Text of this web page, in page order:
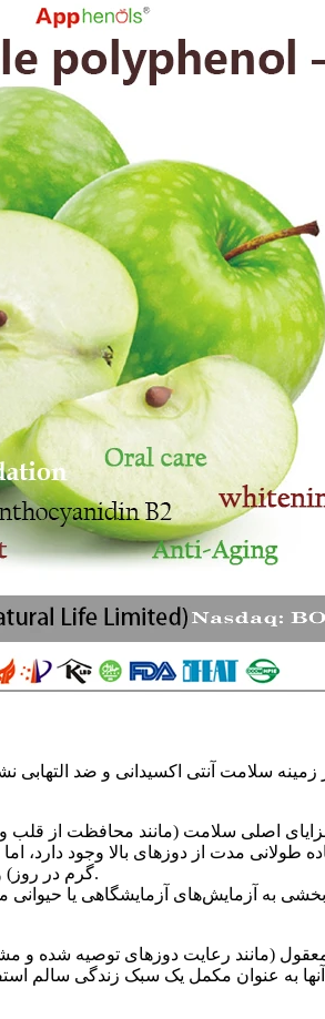
سلامت آنتی اکسیدانی و ضد
گرم در روز) و اجتناب از ترکیب با داروهای خاص (مانند ضد انعقادها و سرکوبگرهای ایمنی) کاهش داد.
به آزمایش‌های آزمایشگاهی یا حیوانی متکی
(مانند رعایت دوزهای توصیه شده و
به عنوان مکمل یک سبک زندگی سالم